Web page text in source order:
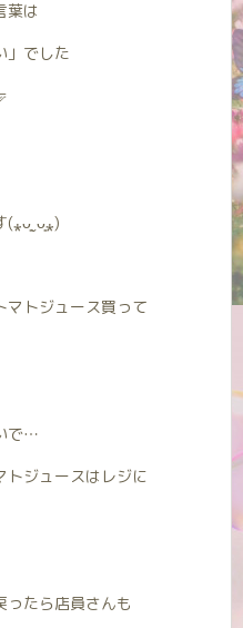
葉は
」でした
(⁎ᴗ͈ˬᴗ͈⁎)
マトジュース買って
で…
トジュースはレジに
ったら店員さんも